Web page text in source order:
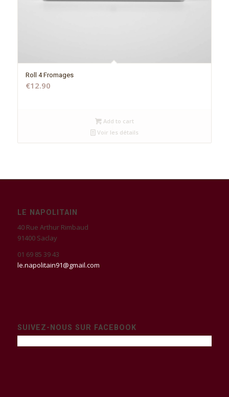
Roll 4 Fromages
€12.90
Add to cart
Voir les détails
LE NAPOLITAIN
40 Rue Arthur Rimbaud
91400 Saclay
01 69 85 39 43
le.napolitain91@gmail.com
SUIVEZ-NOUS SUR FACEBOOK